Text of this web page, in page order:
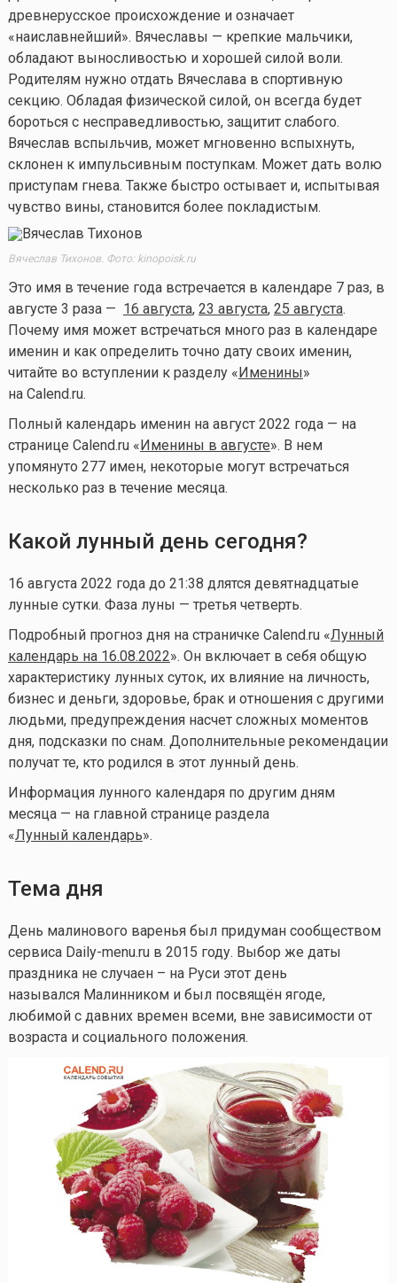
древнерусское происхождение и означает
«наиславнейший». Вячеславы — крепкие мальчики,
обладают выносливостью и хорошей силой воли.
Родителям нужно отдать Вячеслава в спортивную
секцию. Обладая физической силой, он всегда будет
бороться с несправедливостью, защитит слабого.
Вячеслав вспыльчив, может мгновенно вспыхнуть,
склонен к импульсивным поступкам. Может дать волю
приступам гнева. Также быстро остывает и, испытывая
чувство вины, становится более покладистым.
Вячеслав Тихонов. Фото: kinopoisk.ru
Это имя в течение года встречается в календаре 7 раз, в
августе 3 раза — 16 августа, 23 августа, 25 августа.
Почему имя может встречаться много раз в календаре
именин и как определить точно дату своих именин,
читайте во вступлении к разделу «Именины»
на Calend.ru.
Полный календарь именин на август 2022 года — на
странице Calend.ru «Именины в августе». В нем
упомянуто 277 имен, некоторые могут встречаться
несколько раз в течение месяца.
Какой лунный день сегодня?
16 августа 2022 года до 21:38 длятся девятнадцатые
лунные сутки. Фаза луны — третья четверть.
Подробный прогноз дня на страничке Calend.ru «Лунный
календарь на 16.08.2022». Он включает в себя общую
характеристику лунных суток, их влияние на личность,
бизнес и деньги, здоровье, брак и отношения с другими
людьми, предупреждения насчет сложных моментов
дня, подсказки по снам. Дополнительные рекомендации
получат те, кто родился в этот лунный день.
Информация лунного календаря по другим дням
месяца — на главной странице раздела
«Лунный календарь».
Тема дня
День малинового варенья был придуман сообществом
сервиса Daily-menu.ru в 2015 году. Выбор же даты
праздника не случаен – на Руси этот день
назывался Малинником и был посвящён ягоде,
любимой с давних времен всеми, вне зависимости от
возраста и социального положения.